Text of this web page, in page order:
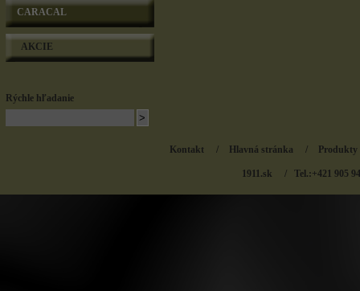
CARACAL
AKCIE
Rýchle hľadanie
Kontakt / Hlavná stránka / Produkty
1911.sk / Tel.:+421 905